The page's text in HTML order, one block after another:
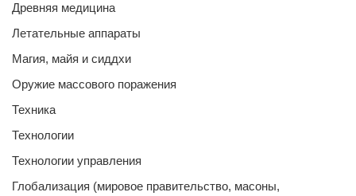
Древняя медицина
Летательные аппараты
Магия, майя и сиддхи
Оружие массового поражения
Техника
Технологии
Технологии управления
Глобализация (мировое правительство, масоны,